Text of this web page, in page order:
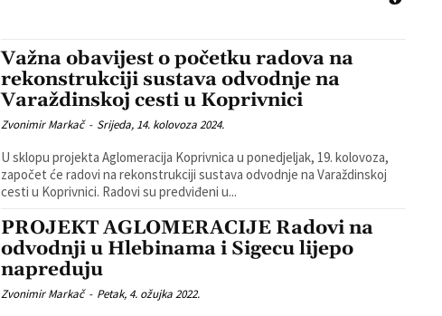
Važna obavijest o početku radova na
rekonstrukciji sustava odvodnje na
Varaždinskoj cesti u Koprivnici
Zvonimir Markač - Srijeda, 14. kolovoza 2024.
U sklopu projekta Aglomeracija Koprivnica u ponedjeljak, 19. kolovoza,
započet će radovi na rekonstrukciji sustava odvodnje na Varaždinskoj
cesti u Koprivnici. Radovi su predviđeni u...
PROJEKT AGLOMERACIJE Radovi na
odvodnji u Hlebinama i Sigecu lijepo
napreduju
Zvonimir Markač - Petak, 4. ožujka 2022.